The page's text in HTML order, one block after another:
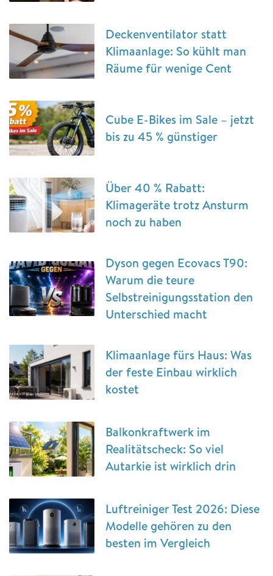
Deckenventilator statt
Klimaanlage: So kühlt man
Räume für wenige Cent
Cube E-Bikes im Sale – jetzt
bis zu 45 % günstiger
Über 40 % Rabatt:
Klimageräte trotz Ansturm
noch zu haben
Dyson gegen Ecovacs T90:
Warum die teure
Selbstreinigungsstation den
Unterschied macht
Klimaanlage fürs Haus: Was
der feste Einbau wirklich
kostet
Balkonkraftwerk im
Realitätscheck: So viel
Autarkie ist wirklich drin
Luftreiniger Test 2026: Diese
Modelle gehören zu den
besten im Vergleich